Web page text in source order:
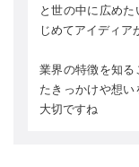
と世の中に広め
じめてアイディア
業界の特徴を知る
たきっかけや想
大切ですね